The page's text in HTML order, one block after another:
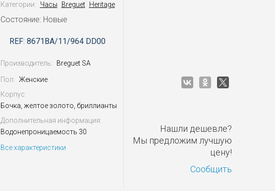
Категории: Часы Breguet Heritage
Состояние: Новые
REF: 8671BA/11/964 DD00
Производитель: Breguet SA
Пол:
Женские
Корпус:
Бочка, желтое золото, бриллианты
Дополнительная информация:
Водонепроницаемость 30
Все характеристики
Нашли дешевле?
Мы предложим лучшую
цену!
Сообщить